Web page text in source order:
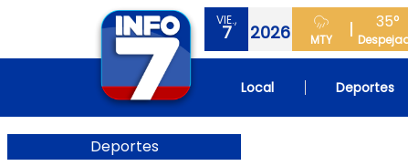
VIE.,
7 2026 MTY
35°
Local Deportes
Deportes